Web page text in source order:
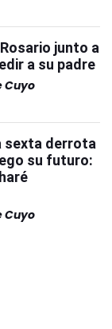
junto a
a su padre
Cuyo
sexta derrota
su futuro:
Cuyo